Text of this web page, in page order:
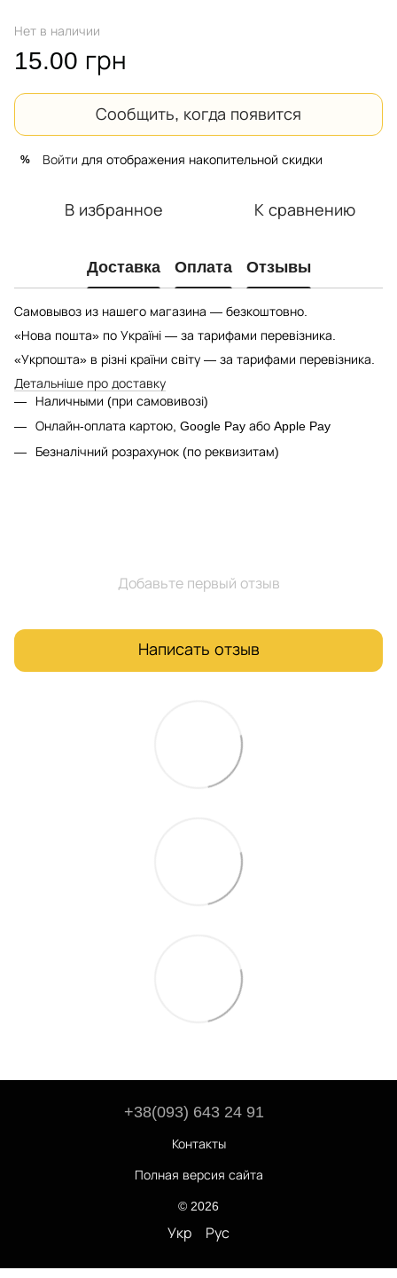
Нет в наличии
15.00 грн
Сообщить, когда появится
% Войти для отображения накопительной скидки
В избранное К сравнению
Доставка Оплата Отзывы
Самовывоз из нашего магазина — безкоштовно.
«Нова пошта» по Україні — за тарифами перевізника.
«Укрпошта» в різні країни світу — за тарифами перевізника.
Детальніше про доставку
Наличными (при самовивозі)
Онлайн-оплата картою, Google Pay або Apple Pay
Безналічний розрахунок (по реквизитам)
Добавьте первый отзыв
Написать отзыв
+38(093) 643 24 91
Контакты
Полная версия сайта
© 2026
Укр Рус